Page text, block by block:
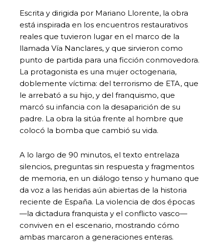
Escrita y dirigida por Mariano Llorente, la obra
está inspirada en los encuentros restaurativos
reales que tuvieron lugar en el marco de la
llamada Vía Nanclares, y que sirvieron como
punto de partida para una ficción conmovedora.
La protagonista es una mujer octogenaria,
doblemente víctima: del terrorismo de ETA, que
le arrebató a su hijo, y del franquismo, que
marcó su infancia con la desaparición de su
padre. La obra la sitúa frente al hombre que
colocó la bomba que cambió su vida.
A lo largo de 90 minutos, el texto entrelaza
silencios, preguntas sin respuesta y fragmentos
de memoria, en un diálogo tenso y humano que
da voz a las heridas aún abiertas de la historia
reciente de España. La violencia de dos épocas
—la dictadura franquista y el conflicto vasco—
conviven en el escenario, mostrando cómo
ambas marcaron a generaciones enteras.